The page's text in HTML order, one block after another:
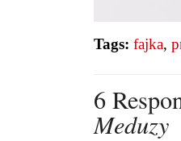
Tags: fajka,
6
Meduzy